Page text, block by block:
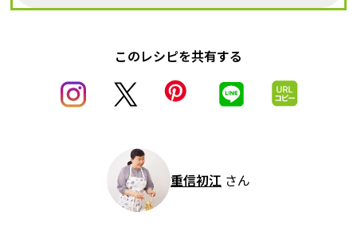
このレシピを共有する
重信初江 さん